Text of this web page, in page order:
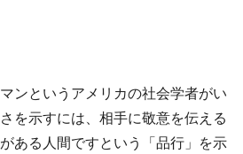
ンというアメリカの社会学者がい
を示すには、相手に敬意を伝える
ある人間ですという「品行」を示